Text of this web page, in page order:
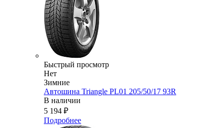
Быстрый просмотр
Нет
Зимние
Автошина Triangle PL01 205/50/17 93R
В наличии
5 194 ₽
Подробнее